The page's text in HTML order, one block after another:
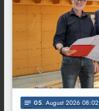
notes 05. August 2026 08:02